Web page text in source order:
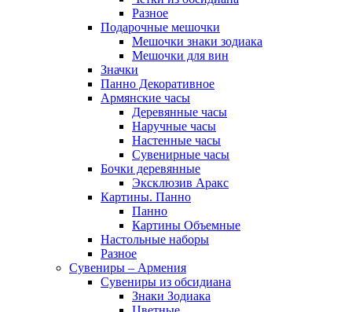
Разное
Подарочные мешочки
Мешочки знаки зодиака
Мешочки для вин
Значки
Панно Декоративное
Армянские часы
Деревянные часы
Наручные часы
Настенные часы
Сувенирные часы
Бочки деревянные
Эксклюзив Аракс
Картины. Панно
Панно
Картины Объемные
Настольные наборы
Разное
Сувениры – Армения
Сувениры из обсидиана
Знаки Зодиака